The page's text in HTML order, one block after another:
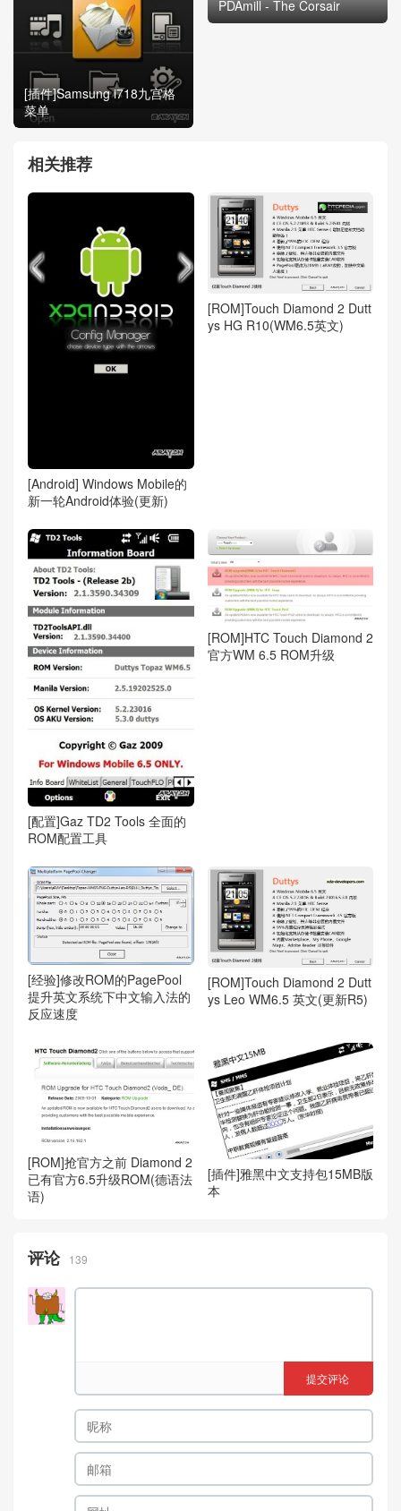
[插件]Samsung i718九宫格
菜单
PDAmill - The Corsair
相关推荐
[Android] Windows Mobile的
新一轮Android体验(更新)
[ROM]Touch Diamond 2 Dutt
ys HG R10(WM6.5英文)
[配置]Gaz TD2 Tools 全面的
ROM配置工具
[ROM]HTC Touch Diamond 2
官方WM 6.5 ROM升级
[经验]修改ROM的PagePool
提升英文系统下中文输入法的
反应速度
[ROM]Touch Diamond 2 Dutt
ys Leo WM6.5 英文(更新R5)
[ROM]抢官方之前 Diamond 2
已有官方6.5升级ROM(德语法
语)
[插件]雅黑中文支持包15MB版
本
评论 139
提交评论